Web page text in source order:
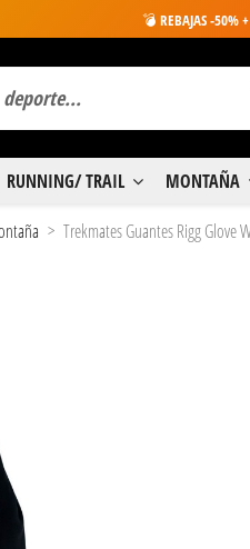
💣 REBAJAS -50%
RUNNING/ TRAIL MONTAÑA
Trekmates Guantes Rigg Glove